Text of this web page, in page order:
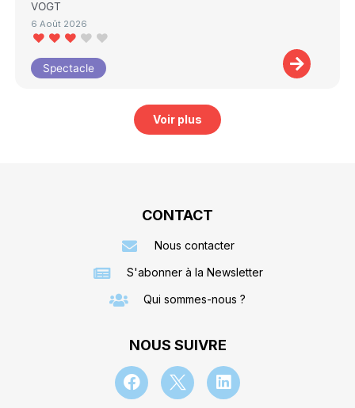
VOGT
6 Août 2026
Spectacle
Voir plus
CONTACT
Nous contacter
S'abonner à la Newsletter
Qui sommes-nous ?
NOUS SUIVRE